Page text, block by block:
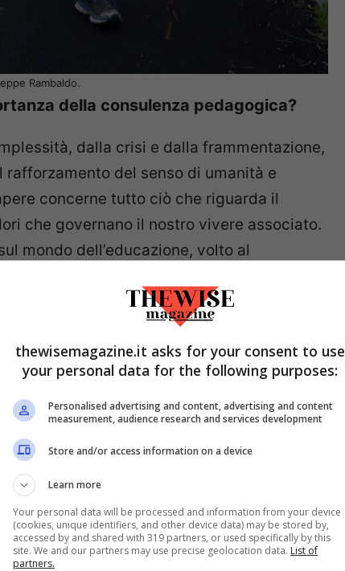
Rambaldo.
della consulenza pedagogica?
dalla crisi e dalla frammentazione,
del senso di umanità e
concerne tutto ciò che riguarda il
che governano il nostro vivere associato.
mondo dell’educazione, volto al
di vista, è un incontro in cui due o più
dal dialogo, che è lo strumento per
Non test, non diagnosi, ma discorsi,
nel riconoscimento di
e vedono meglio, anche se si hanno
di consulenza più antica: Socrate
le persone si confrontano per risolvere i
parola è indispensabile».
thewisemagazine.it asks for your consent to use
your personal data for the following purposes:
Personalised advertising and content, advertising and content
measurement, audience research and services development
Store and/or access information on a device
Learn more
Your personal data will be processed and information from your device
(cookies, unique identifiers, and other device data) may be stored by,
accessed by and shared with 319 partners, or used specifically by this
site. We and our partners may use precise geolocation data. List of
partners.